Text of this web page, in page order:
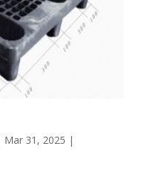
Mar 31, 2025 |